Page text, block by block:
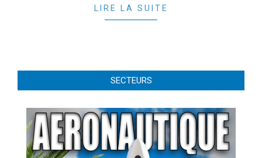
LIRE LA SUITE
SECTEURS